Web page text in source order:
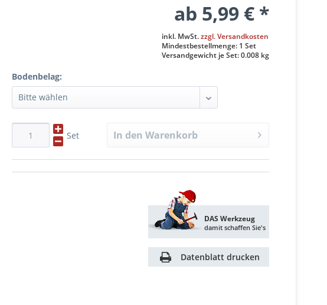
ab 5,99 € *
inkl. MwSt.zzgl. Versandkosten
Mindestbestellmenge: 1 Set
Versandgewicht je Set: 0.008 kg
Bodenbelag:
Set In den Warenkorb
DAS Werkzeug
damit schaffen Sie's
Datenblatt drucken